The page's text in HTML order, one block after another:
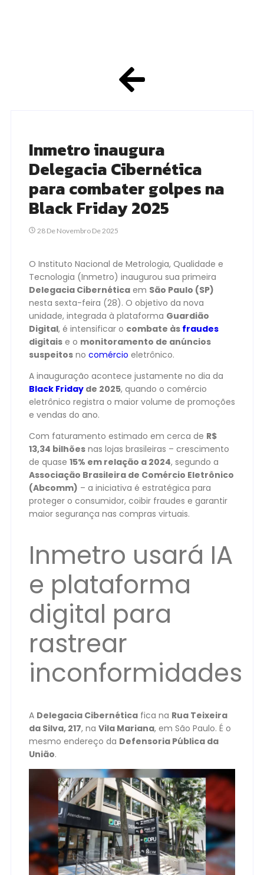
Inmetro inaugura
Delegacia Cibernética
para combater golpes na
Black Friday 2025
28 De Novembro De 2025
O Instituto Nacional de Metrologia, Qualidade e
Tecnologia (Inmetro) inaugurou sua primeira
Delegacia Cibernética em São Paulo (SP)
nesta sexta-feira (28). O objetivo da nova
unidade, integrada à plataforma Guardião
Digital, é intensificar o combate às fraudes
digitais e o monitoramento de anúncios
suspeitos no comércio eletrônico.
A inauguração acontece justamente no dia da
Black Friday de 2025, quando o comércio
eletrônico registra o maior volume de promoções
e vendas do ano.
Com faturamento estimado em cerca de R$
13,34 bilhões nas lojas brasileiras – crescimento
de quase 15% em relação a 2024, segundo a
Associação Brasileira de Comércio Eletrônico
(Abcomm) – a iniciativa é estratégica para
proteger o consumidor, coibir fraudes e garantir
maior segurança nas compras virtuais.
Inmetro usará IA
e plataforma
digital para
rastrear
inconformidades
A Delegacia Cibernética fica na Rua Teixeira
da Silva, 217, na Vila Mariana, em São Paulo. É o
mesmo endereço da Defensoria Pública da
União.